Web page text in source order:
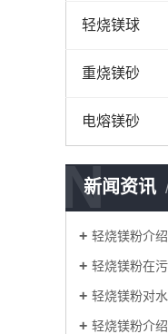
轻烧镁球
重烧镁砂
电熔镁砂
新闻资讯
N
轻烧镁粉介
轻烧镁粉在
轻烧镁粉对
轻烧镁粉介